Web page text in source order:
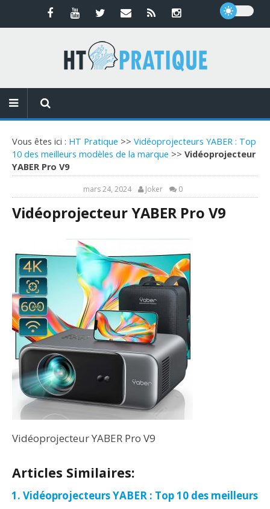
Vous êtes ici : HT Pratique >> Vidéoprojecteurs YABER : Top
10 des meilleurs modèles de la marque >> Vidéoprojecteur
YABER Pro V9
mars 24, 2024 Joker 0
Vidéoprojecteur YABER Pro V9
Vidéoprojecteur YABER Pro V9
Articles Similaires:
Vidéoprojecteurs YABER : Top 10 des meilleurs